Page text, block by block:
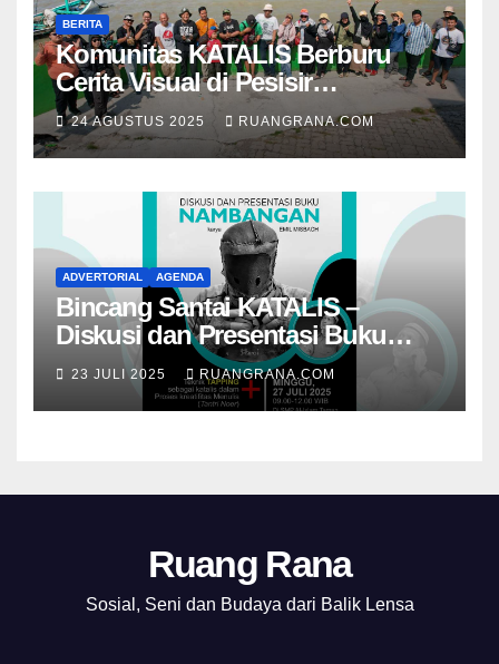
BERITA
Komunitas KATALIS Berburu
Cerita Visual di Pesisir
Nambangan
24 AGUSTUS 2025 RUANGRANA.COM
ADVERTORIAL AGENDA
Bincang Santai KATALIS –
Diskusi dan Presentasi Buku
Foto Nambangan
23 JULI 2025 RUANGRANA.COM
Ruang Rana
Sosial, Seni dan Budaya dari Balik Lensa